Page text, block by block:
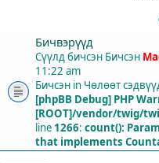
Бичвэрүүд
Сүүлд бичсэн Бичсэн
11:22 am
Бичсэн in Чөлөөт
[phpBB Debug] PHP
[ROOT]/vendor/twig/
line 1266: count():
that implements